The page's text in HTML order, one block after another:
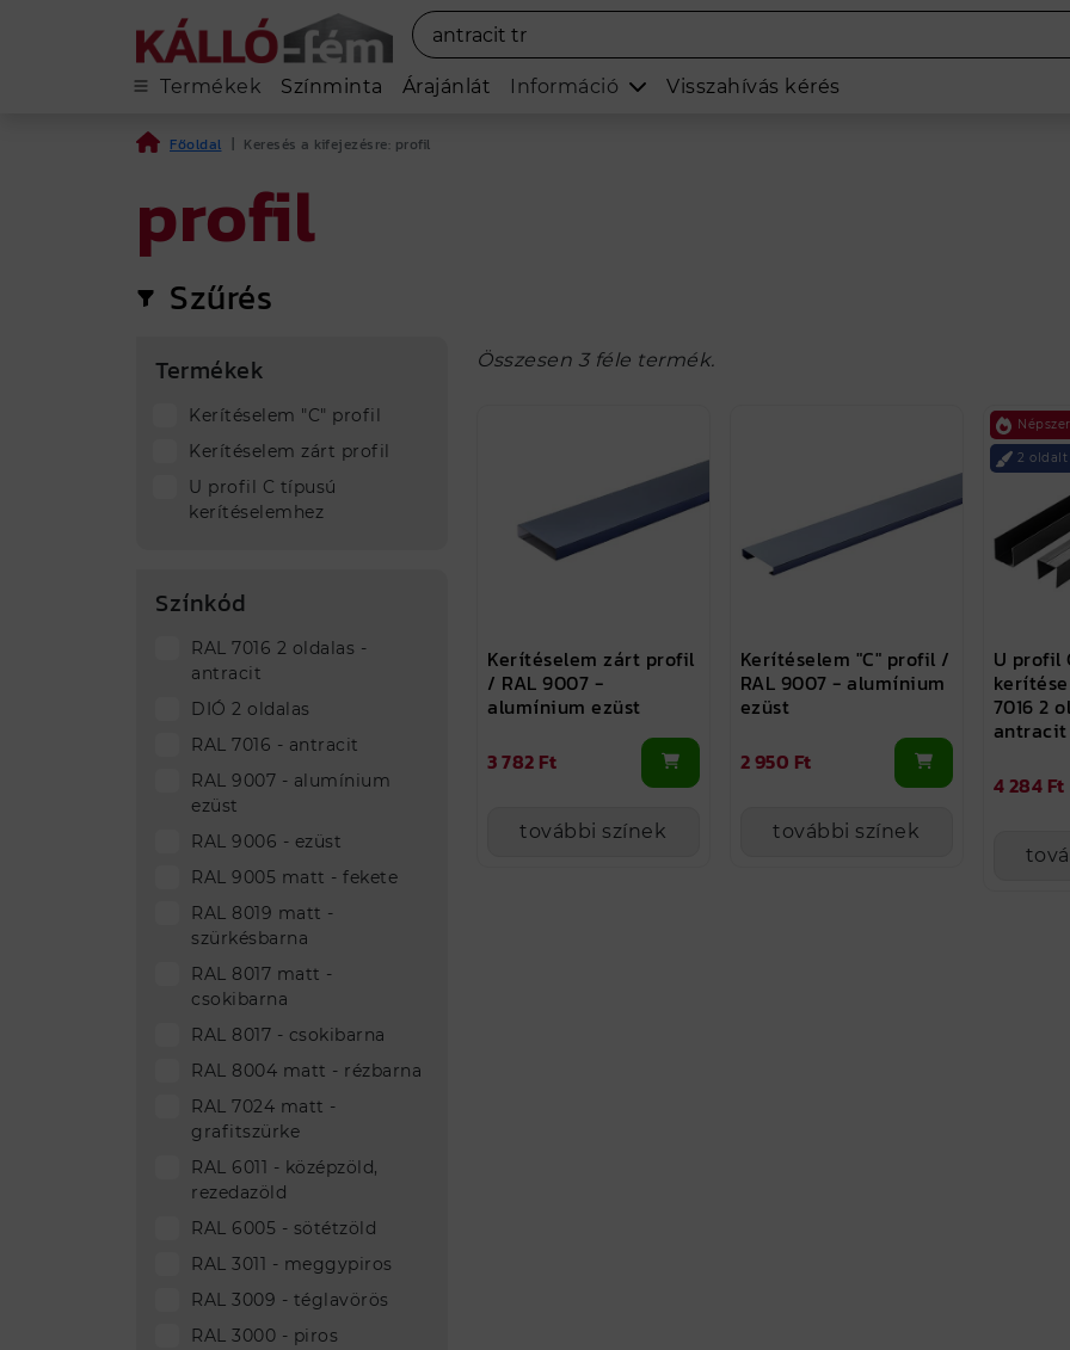
Termékek Színminta Árajánlát Információ Visszahívás kérés
Főoldal | Keresés a kifejezésre: profil
profil
Szűrés
Termékek
Kerítéselem "C" profil
Kerítéselem zárt profil
U profil C típusú
kerítéselemhez
Színkód
RAL 7016 2 oldalas -
antracit
DIÓ 2 oldalas
RAL 7016 - antracit
RAL 9007 - alumínium
ezüst
RAL 9006 - ezüst
RAL 9005 matt - fekete
RAL 8019 matt -
szürkésbarna
RAL 8017 matt -
csokibarna
RAL 8017 - csokibarna
RAL 8004 matt - rézbarna
RAL 7024 matt -
grafitszürke
RAL 6011 - középzöld,
rezedazöld
RAL 6005 - sötétzöld
RAL 3011 - meggypiros
RAL 3009 - téglavörös
RAL 3000 - piros
Összesen 3 féle termék.
Kerítéselem zárt profil
/ RAL 9007 -
alumínium ezüst
3 782 Ft
további színek
Kerítéselem "C" profil /
RAL 9007 - alumínium
ezüst
2 950 Ft
további színek
2 oldalt
U profil
7016 2
antracit
4 284 Ft